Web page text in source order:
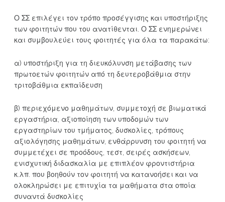
Ο ΣΣ επιλέγει τον τρόπο προσέγγισης και υποστήριξης
των φοιτητών που του ανατίθενται. Ο ΣΣ ενημερώνει
και συμβουλεύει τους φοιτητές για όλα τα παρακάτω:
α) υποστήριξη για τη διευκόλυνση μετάβασης των
πρωτοετών φοιτητών από τη δευτεροβάθμια στην
τριτοβάθμια εκπαίδευση
β) περιεχόμενο μαθημάτων, συμμετοχή σε βιωματικά
εργαστήρια, αξιοποίηση των υποδομών των
εργαστηρίων του τμήματος, δυσκολίες, τρόπους
αξιολόγησης μαθημάτων, ενθάρρυνση του φοιτητή να
συμμετέχει σε προόδους, τεστ, σειρές ασκήσεων,
ενισχυτική διδασκαλία με επιπλέον φροντιστήρια
κ.λπ. που βοηθούν τον φοιτητή να κατανοήσει και να
ολοκληρώσει με επιτυχία τα μαθήματα στα οποία
συναντά δυσκολίες